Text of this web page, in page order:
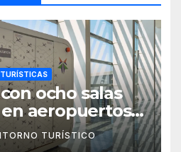
ocho salas
aeropuertos
TURÍSTICO